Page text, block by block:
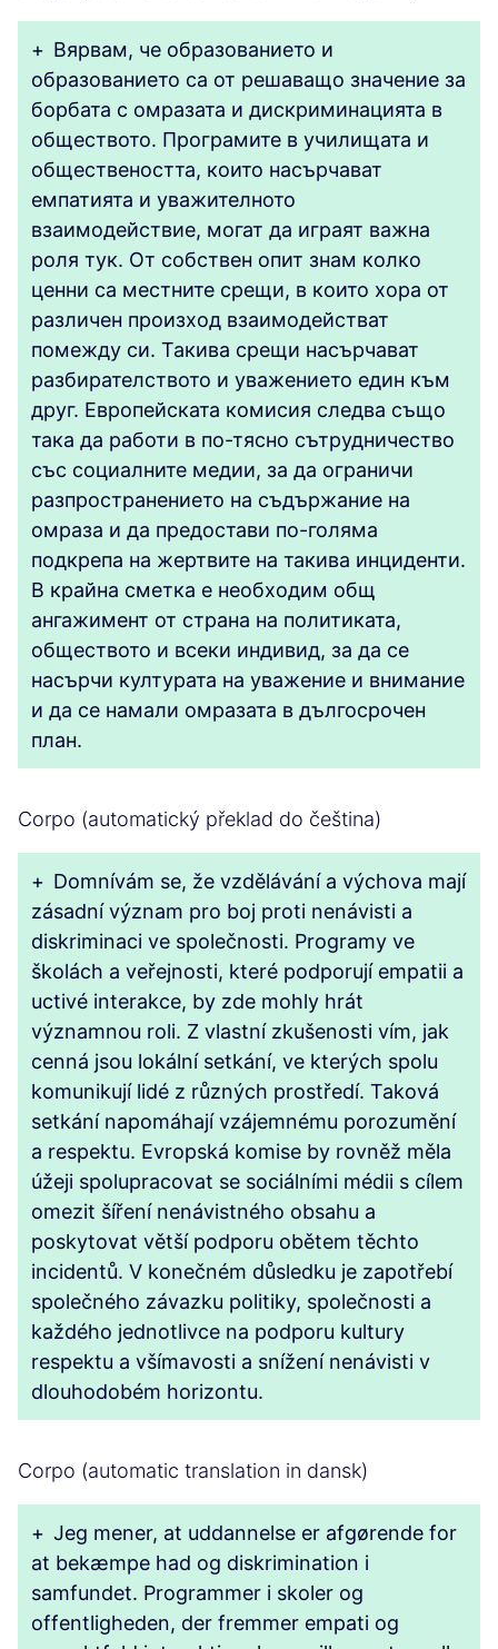
+ Вярвам, че образованието и
образованието са от решаващо значение за
борбата с омразата и дискриминацията в
обществото. Програмите в училищата и
обществеността, които насърчават
емпатията и уважителното
взаимодействие, могат да играят важна
роля тук. От собствен опит знам колко
ценни са местните срещи, в които хора от
различен произход взаимодействат
помежду си. Такива срещи насърчават
разбирателството и уважението един към
друг. Европейската комисия следва също
така да работи в по-тясно сътрудничество
със социалните медии, за да ограничи
разпространението на съдържание на
омраза и да предостави по-голяма
подкрепа на жертвите на такива инциденти.
В крайна сметка е необходим общ
ангажимент от страна на политиката,
обществото и всеки индивид, за да се
насърчи културата на уважение и внимание
и да се намали омразата в дългосрочен
план.
Corpo (automatický překlad do čeština)
+ Domnívám se, že vzdělávání a výchova mají
zásadní význam pro boj proti nenávisti a
diskriminaci ve společnosti. Programy ve
školách a veřejnosti, které podporují empatii a
uctivé interakce, by zde mohly hrát
významnou roli. Z vlastní zkušenosti vím, jak
cenná jsou lokální setkání, ve kterých spolu
komunikují lidé z různých prostředí. Taková
setkání napomáhají vzájemnému porozumění
a respektu. Evropská komise by rovněž měla
úžeji spolupracovat se sociálními médii s cílem
omezit šíření nenávistného obsahu a
poskytovat větší podporu obětem těchto
incidentů. V konečném důsledku je zapotřebí
společného závazku politiky, společnosti a
každého jednotlivce na podporu kultury
respektu a všímavosti a snížení nenávisti v
dlouhodobém horizontu.
Corpo (automatic translation in dansk)
+ Jeg mener, at uddannelse er afgørende for
at bekæmpe had og diskrimination i
samfundet. Programmer i skoler og
offentligheden, der fremmer empati og